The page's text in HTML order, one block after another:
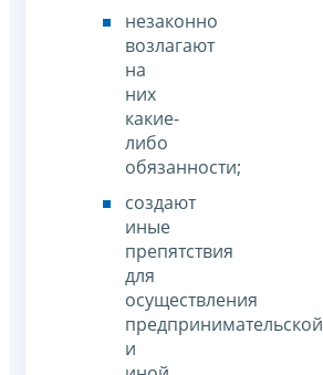
незаконно
возлагают
на
них
какие-
либо
обязанности;
создают
иные
препятствия
для
осуществления
предпринимательской
и